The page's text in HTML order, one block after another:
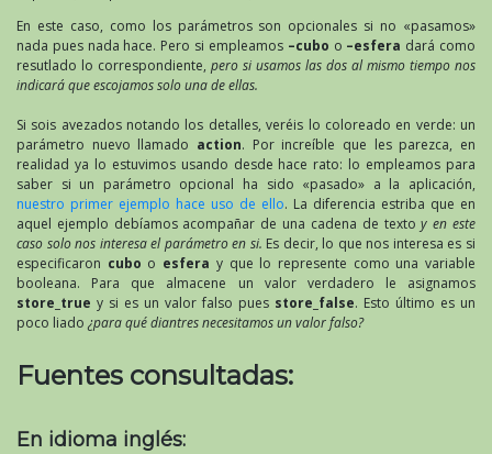
En este caso, como los parámetros son opcionales si no «pasamos»
nada pues nada hace. Pero si empleamos –cubo o –esfera dará como
resutlado lo correspondiente, pero si usamos las dos al mismo tiempo nos
indicará que escojamos solo una de ellas.
Si sois avezados notando los detalles, veréis lo coloreado en verde: un
parámetro nuevo llamado action. Por increíble que les parezca, en
realidad ya lo estuvimos usando desde hace rato: lo empleamos para
saber si un parámetro opcional ha sido «pasado» a la aplicación,
nuestro primer ejemplo hace uso de ello. La diferencia estriba que en
aquel ejemplo debíamos acompañar de una cadena de textoy en este
caso solo nos interesa el parámetro en si. Es decir, lo que nos interesa es si
especificaron cubo o esfera y que lo represente como una variable
booleana. Para que almacene un valor verdadero le asignamos
store_true y si es un valor falso pues store_false. Esto último es un
poco liado ¿para qué diantres necesitamos un valor falso?
Fuentes consultadas:
En idioma inglés: